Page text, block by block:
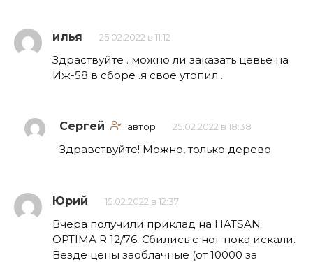
илья 25.02.2022 в 11:12
Здраствуйте . можно ли заказать цевье на
Иж-58 в сборе .я свое утопил .
Сергей автор 25.02.2022 в 18:38
Здравствуйте! Можно, только дерево
Юрий 15.02.2022 в 12:37
Вчера получили приклад на HATSAN
OPTIMA R 12/76. Сбились с ног пока искали.
Везде цены заоблачные (от 10000 за